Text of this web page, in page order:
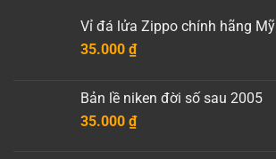
Vỉ đá lửa Zippo chính hãng Mỹ
35.000 ₫
Bản lề niken đời số sau 2005
35.000 ₫